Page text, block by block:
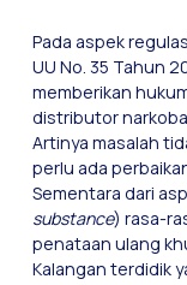
Pada aspek
UU No. 35 Tahun
memberikan
distributor
Artinya masalah
perlu ada
Sementara dari
substance) rasa-
penataan ulang
Kalangan terdidik